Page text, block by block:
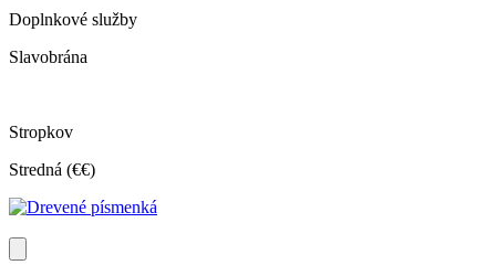
Doplnkové služby
Slavobrána
Stropkov
Stredná (€€)